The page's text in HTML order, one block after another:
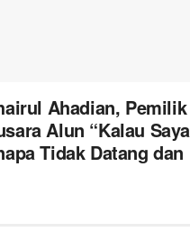
Ahadian, Pemilik
Alun “Kalau Saya
Tidak Datang dan